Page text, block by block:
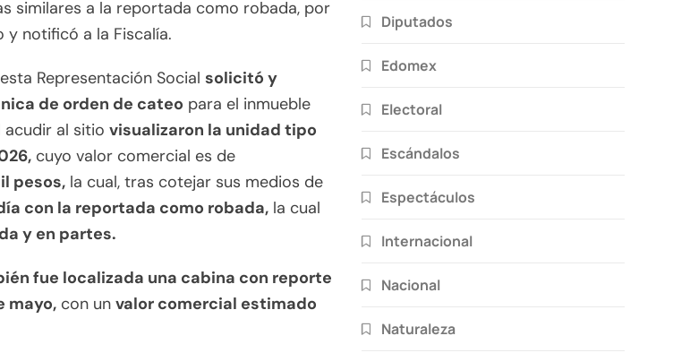
similares a la reportada como robada, por
y notificó a la Fiscalía.
Representación Social solicitó y
de orden de cateo para el inmueble
acudir al sitio visualizaron la unidad tipo
cuyo valor comercial es de
pesos, la cual, tras cotejar sus medios de
con la reportada como robada, la cual
y en partes.
fue localizada una cabina con reporte
mayo, con un valor comercial estimado
Diputados
Edomex
Electoral
Escándalos
Espectáculos
Internacional
Nacional
Naturaleza